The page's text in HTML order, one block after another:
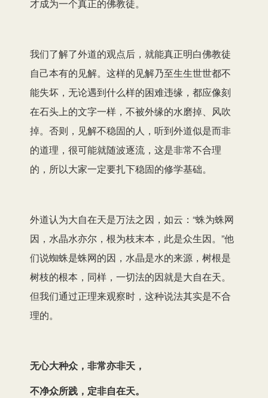
才成为一个真正的佛教徒。
我们了解了外道的观点后，就能真正明白佛教徒
自己本有的见解。这样的见解乃至生生世世都不
能失坏，无论遇到什么样的困难违缘，都应像刻
在石头上的文字一样，不被外缘的水磨掉、风吹
掉。否则，见解不稳固的人，听到外道似是而非
的道理，很可能就随波逐流，这是非常不合理
的，所以大家一定要扎下稳固的修学基础。
外道认为大自在天是万法之因，如云：“蛛为蛛网
因，水晶水亦尔，根为枝末本，此是众生因。”他
们说蜘蛛是蛛网的因，水晶是水的来源，树根是
树枝的根本，同样，一切法的因就是大自在天。
但我们通过正理来观察时，这种说法其实是不合
理的。
无心大种众，非常亦非天，
不净众所践，定非自在天。